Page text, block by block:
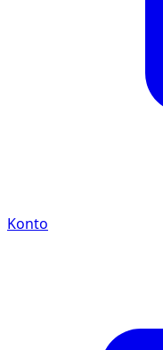
Konto